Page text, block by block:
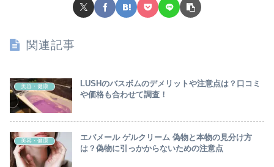
関連記事
美容・健康
LUSHのバスボムのデメリットや注意点は？口コミ
や価格も合わせて調査！
美容・健康
エバメール ゲルクリーム 偽物と本物の見分け方
は？偽物に引っかからないための注意点